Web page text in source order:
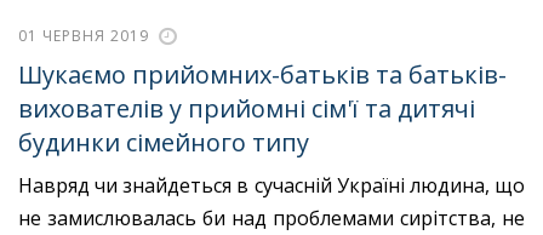
01 ЧЕРВНЯ 2019
Шукаємо прийомних-батьків та батьків-
вихователів у прийомні сім'ї та дитячі
будинки сімейного типу
Навряд чи знайдеться в сучасній Україні людина, що
не замислювалась би над проблемами сирітства, не